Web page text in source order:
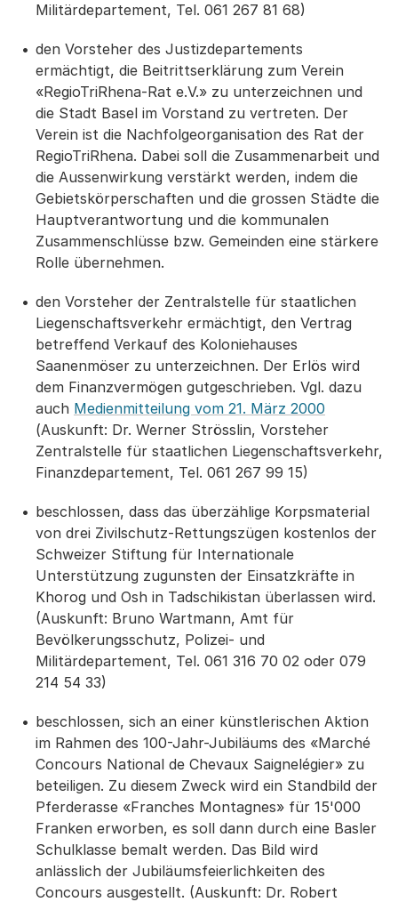
Militärdepartement, Tel. 061 267 81 68)
den Vorsteher des Justizdepartements
ermächtigt, die Beitrittserklärung zum Verein
«RegioTriRhena-Rat e.V.» zu unterzeichnen und
die Stadt Basel im Vorstand zu vertreten. Der
Verein ist die Nachfolgeorganisation des Rat der
RegioTriRhena. Dabei soll die Zusammenarbeit und
die Aussenwirkung verstärkt werden, indem die
Gebietskörperschaften und die grossen Städte die
Hauptverantwortung und die kommunalen
Zusammenschlüsse bzw. Gemeinden eine stärkere
Rolle übernehmen.
den Vorsteher der Zentralstelle für staatlichen
Liegenschaftsverkehr ermächtigt, den Vertrag
betreffend Verkauf des Koloniehauses
Saanenmöser zu unterzeichnen. Der Erlös wird
dem Finanzvermögen gutgeschrieben. Vgl. dazu
auch Medienmitteilung vom 21. März 2000
(Auskunft: Dr. Werner Strösslin, Vorsteher
Zentralstelle für staatlichen Liegenschaftsverkehr,
Finanzdepartement, Tel. 061 267 99 15)
beschlossen, dass das überzählige Korpsmaterial
von drei Zivilschutz-Rettungszügen kostenlos der
Schweizer Stiftung für Internationale
Unterstützung zugunsten der Einsatzkräfte in
Khorog und Osh in Tadschikistan überlassen wird.
(Auskunft: Bruno Wartmann, Amt für
Bevölkerungsschutz, Polizei- und
Militärdepartement, Tel. 061 316 70 02 oder 079
214 54 33)
beschlossen, sich an einer künstlerischen Aktion
im Rahmen des 100-Jahr-Jubiläums des «Marché
Concours National de Chevaux Saignelégier» zu
beteiligen. Zu diesem Zweck wird ein Standbild der
Pferderasse «Franches Montagnes» für 15'000
Franken erworben, es soll dann durch eine Basler
Schulklasse bemalt werden. Das Bild wird
anlässlich der Jubiläumsfeierlichkeiten des
Concours ausgestellt. (Auskunft: Dr. Robert